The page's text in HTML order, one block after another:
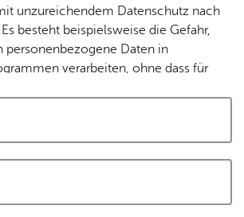
unzureichendem Datenschutz nach
besteht beispielsweise die Gefahr,
personenbezogene Daten in
verarbeiten, ohne dass für